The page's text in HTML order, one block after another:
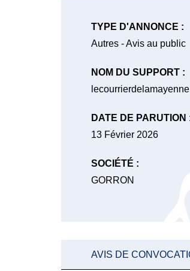
TYPE D'ANNONCE :
Autres - Avis au public
NOM DU SUPPORT :
DATE DE PARUTION
13 Février 2026
SOCIÉTÉ :
GORRON
AVIS DE